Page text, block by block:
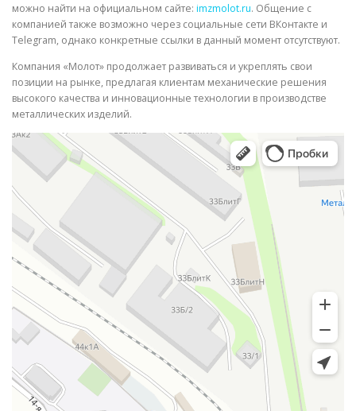
можно найти на официальном сайте: imzmolot.ru. Общение с
компанией также возможно через социальные сети ВКонтакте и
Telegram, однако конкретные ссылки в данный момент отсутствуют.
Компания «Молот» продолжает развиваться и укреплять свои
позиции на рынке, предлагая клиентам механические решения
высокого качества и инновационные технологии в производстве
металлических изделий.